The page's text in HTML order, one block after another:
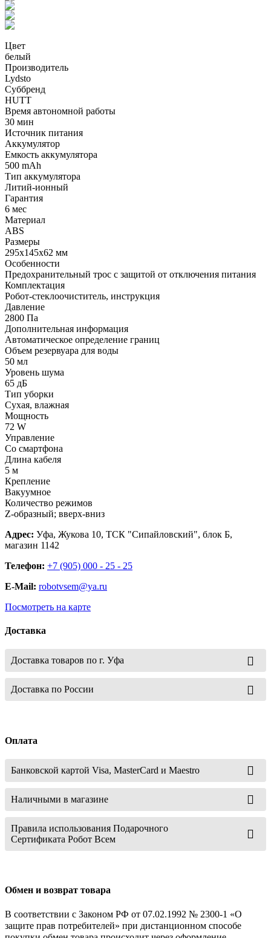
Цвет
белый
Производитель
Lydsto
Суббренд
HUTT
Время автономной работы
30 мин
Источник питания
Аккумулятор
Емкость аккумулятора
500 mAh
Тип аккумулятора
Литий-ионный
Гарантия
6 мес
Материал
ABS
Размеры
295x145x62 мм
Особенности
Предохранительный трос с защитой от отключения питания
Комплектация
Робот-стеклоочиститель, инструкция
Давление
2800 Па
Дополнительная информация
Автоматическое определение границ
Объем резервуара для воды
50 мл
Уровень шума
65 дБ
Тип уборки
Сухая, влажная
Мощность
72 W
Управление
Со смартфона
Длина кабеля
5 м
Крепление
Вакуумное
Количество режимов
Z-образный; вверх-вниз
Адрес: Уфа, Жукова 10, ТСК "Сипайловский", блок Б,
магазин 1142
Телефон: +7 (905) 000 - 25 - 25
E-Mail: robotvsem@ya.ru
Посмотреть на карте
Доставка
Доставка товаров по г. Уфа
Доставка по России
Оплата
Банковской картой Visa, MasterCard и Maestro
Наличными в магазине
Правила использования Подарочного
Сертификата Робот Всем
Обмен и возврат товара
В соответствии с Законом РФ от 07.02.1992 № 2300-1 «О
защите прав потребителей» при дистанционном способе